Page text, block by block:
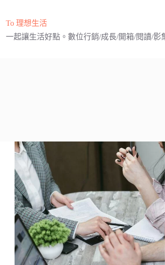
To 理想生活
一起讓生活好點。數位行銷/成長/開箱/閱讀/影